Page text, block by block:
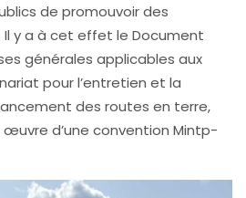
de promouvoir des
y a à cet effet le Document
générales applicables aux
pour l’entretien et la
des routes en terre,
d’une convention Mintp-